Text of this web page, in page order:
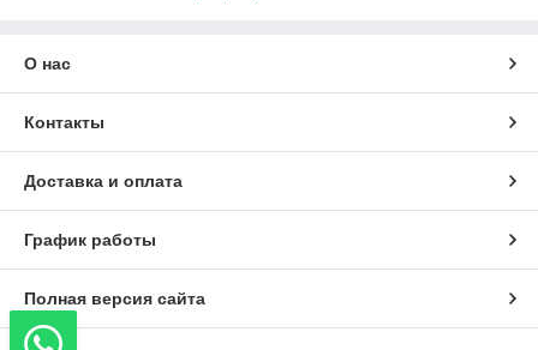
О нас
Контакты
Доставка и оплата
График работы
Полная версия сайта